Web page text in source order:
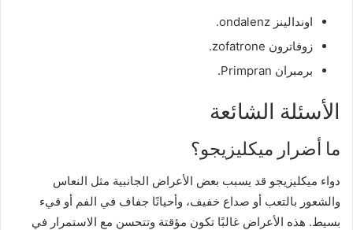
اوندالينز ondalenz.
زوفاترون zofatrone.
برمبران Primpran.
الأسئلة الشائعة
ما أضرار ميكليزيجو؟
دواء ميكليزيجو قد يسبب بعض الأعراض الجانبية مثل النعاس
والشعور بالتعب أو صداع خفيف، وأحيانًا جفاف في الفم أو قيء
بسيط. هذه الأعراض غالبًا تكون مؤقتة وتتحسن مع الاستمرار في